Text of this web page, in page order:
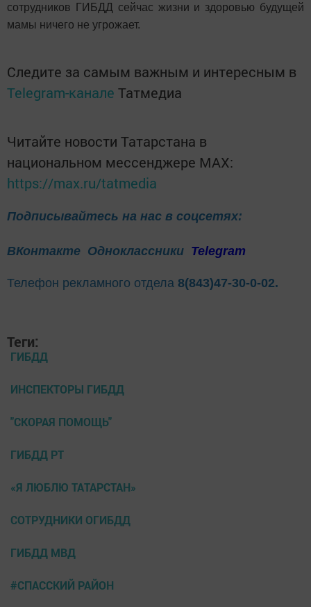
сотрудников ГИБДД сейчас жизни и здоровью будущей
мамы ничего не угрожает.
Следите за самым важным и интересным в
Telegram-канале Татмедиа
Читайте новости Татарстана в
национальном мессенджере MАХ:
https://max.ru/tatmedia
Подписывайтесь на нас в соцсетях:
ВКонтакте Одноклассники Telegram
Телефон рекламного отдела 8(843)47-30-0-02.
Теги:
ГИБДД
ИНСПЕКТОРЫ ГИБДД
"СКОРАЯ ПОМОЩЬ"
ГИБДД РТ
«Я ЛЮБЛЮ ТАТАРСТАН»
СОТРУДНИКИ ОГИБДД
ГИБДД МВД
#СПАССКИЙ РАЙОН